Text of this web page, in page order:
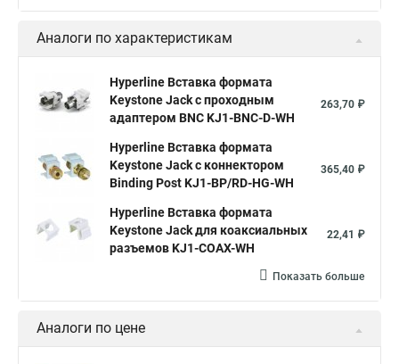
Аналоги по характеристикам
Hyperline Вставка формата
Keystone Jack с проходным
адаптером BNC KJ1-BNC-D-WH
263,70 ₽
Hyperline Вставка формата
Keystone Jack с коннектором
Binding Post KJ1-BP/RD-HG-WH
365,40 ₽
Hyperline Вставка формата
Keystone Jack для коаксиальных
разъемов KJ1-COAX-WH
22,41 ₽
Показать больше
Аналоги по цене